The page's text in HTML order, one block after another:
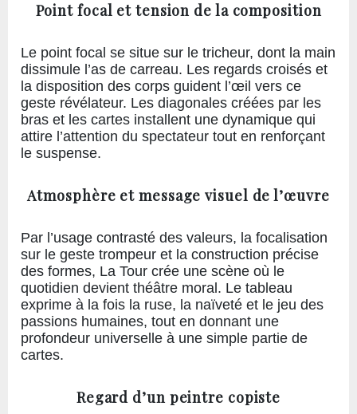
Point focal et tension de la composition
Le point focal se situe sur le tricheur, dont la main
dissimule l’as de carreau. Les regards croisés et
la disposition des corps guident l’œil vers ce
geste révélateur. Les diagonales créées par les
bras et les cartes installent une dynamique qui
attire l’attention du spectateur tout en renforçant
le suspense.
Atmosphère et message visuel de l’œuvre
Par l’usage contrasté des valeurs, la focalisation
sur le geste trompeur et la construction précise
des formes, La Tour crée une scène où le
quotidien devient théâtre moral. Le tableau
exprime à la fois la ruse, la naïveté et le jeu des
passions humaines, tout en donnant une
profondeur universelle à une simple partie de
cartes.
Regard d’un peintre copiste